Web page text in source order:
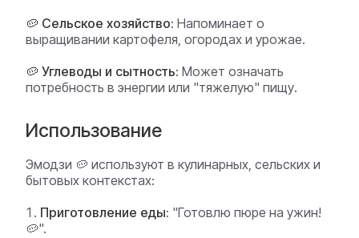
🥔 Сельское хозяйство: Напоминает о
выращивании картофеля, огородах и урожае.
🥔 Углеводы и сытность: Может означать
потребность в энергии или "тяжелую" пищу.
Использование
Эмодзи 🥔 используют в кулинарных, сельских и
бытовых контекстах:
Приготовление еды: "Готовлю пюре на ужин!
🥔".